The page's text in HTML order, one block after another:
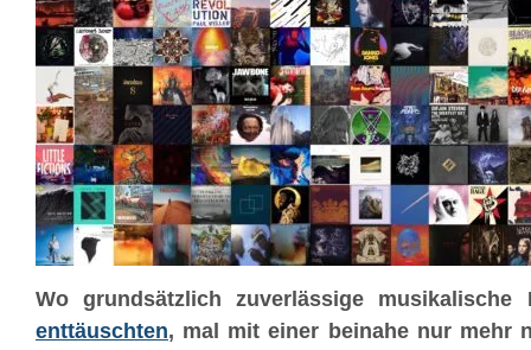
Wo grundsätzlich zuverlässige
enttäuschten, mal mit einer beinahe nur mehr